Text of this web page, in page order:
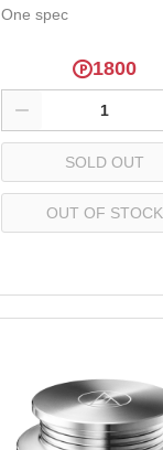
One spec
1800
SOLD OUT
OUT OF STOCK